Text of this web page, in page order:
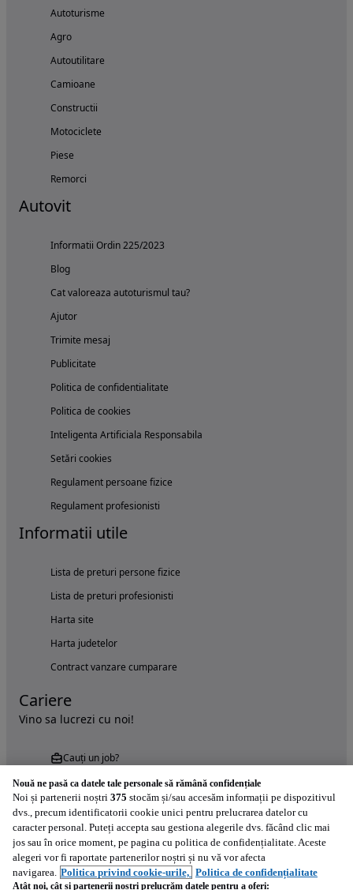
Autoturisme
Agro
Autoutilitare
Camioane
Constructii
Motociclete
Piese
Remorci
Autovit
Informatii Ordin 225/2023
Blog
Cat valoreaza autoturismul tau?
Ajutor
Trimite mesaj
Publicitate
Politica de confidentialitate
Politica de cookies
Inteligenta Artificiala Responsabila
Setări cookies
Regulament persoane fizice
Regulament profesionisti
Informatii utile
Lista de preturi persone fizice
Lista de preturi profesionisti
Harta site
Harta judetelor
Contract vanzare cumparare
Cariere
Vino sa lucrezi cu noi!
Cauți un job?
Încearcă acum aplicația Autovit.ro
Nouă ne pasă ca datele tale personale să rămână confidențiale
Noi și partenerii noștri 375 stocăm și/sau accesăm informații pe dispozitivul
dvs., precum identificatorii cookie unici pentru prelucrarea datelor cu
caracter personal. Puteți accepta sau gestiona alegerile dvs. făcând clic mai
jos sau în orice moment, pe pagina cu politica de confidențialitate. Aceste
alegeri vor fi raportate partenerilor noștri și nu vă vor afecta
navigarea. Politica privind cookie-urile, Politica de confidențialitate
Atât noi, cât și partenerii noștri prelucrăm datele pentru a oferi: